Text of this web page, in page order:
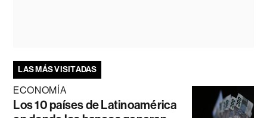
LAS MÁS VISITADAS
ECONOMÍA
Los 10 países de Latinoamérica